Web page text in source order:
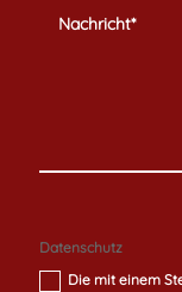
Datenschutz
Die mit einem